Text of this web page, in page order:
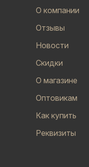
О компании
Отзывы
Новости
Скидки
О магазине
Оптовикам
Как купить
Реквизиты